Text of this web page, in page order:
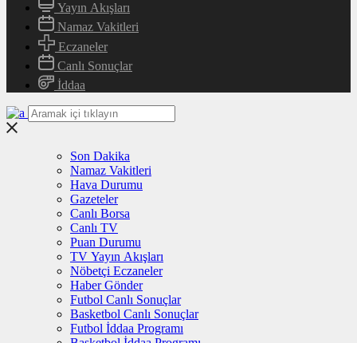
Yayın Akışları
Namaz Vakitleri
Eczaneler
Canlı Sonuçlar
İddaa
Son Dakika
Namaz Vakitleri
Hava Durumu
Gazeteler
Canlı Borsa
Canlı TV
Puan Durumu
TV Yayın Akışları
Nöbetçi Eczaneler
Haber Gönder
Futbol Canlı Sonuçlar
Basketbol Canlı Sonuçlar
Futbol İddaa Programı